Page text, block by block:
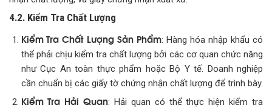
4.2. Kiểm Tra Chất Lượng
Kiểm Tra Chất Lượng Sản Phẩm: Hàng hóa nhập khẩu có
thể phải chịu kiểm tra chất lượng bởi các cơ quan chức năng
như Cục An toàn thực phẩm hoặc Bộ Y tế. Doanh nghiệp
cần chuẩn bị các giấy tờ chứng nhận chất lượng để trình bày.
Kiểm Tra Hải Quan: Hải quan có thể thực hiện kiểm tra